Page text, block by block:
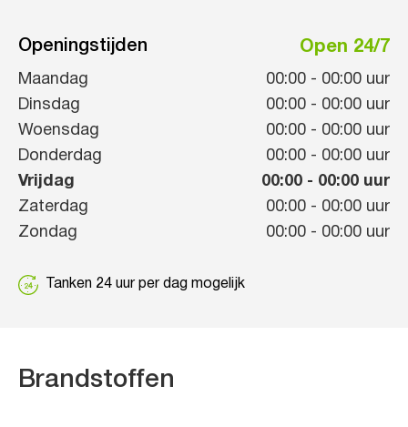
Openingstijden Open 24/7
Maandag 00:00 - 00:00 uur
Dinsdag
00:00 - 00:00 uur
Woensdag
00:00 - 00:00 uur
Donderdag
00:00 - 00:00 uur
Vrijdag
00:00 - 00:00 uur
Zaterdag
00:00 - 00:00 uur
Zondag
00:00 - 00:00 uur
Tanken 24 uur per dag mogelijk
Brandstoffen